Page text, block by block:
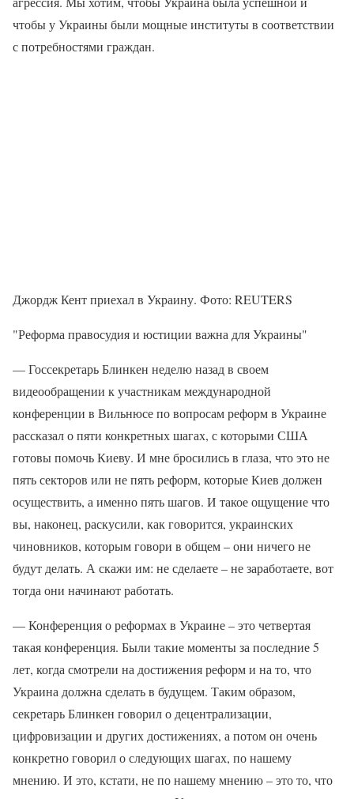
чтобы у Украины были мощные институты в соответствии
с потребностями граждан.
Джордж Кент приехал в Украину. Фото: REUTERS
"Реформа правосудия и юстиции важна для Украины"
— Госсекретарь Блинкен неделю назад в своем
видеообращении к участникам международной
конференции в Вильнюсе по вопросам реформ в Украине
рассказал о пяти конкретных шагах, с которыми США
готовы помочь Киеву. И мне бросились в глаза, что это не
пять секторов или не пять реформ, которые Киев должен
осуществить, а именно пять шагов. И такое ощущение что
вы, наконец, раскусили, как говорится, украинских
чиновников, которым говори в общем – они ничего не
будут делать. А скажи им: не сделаете – не заработаете, вот
тогда они начинают работать.
— Конференция о реформах в Украине – это четвертая
такая конференция. Были такие моменты за последние 5
лет, когда смотрели на достижения реформ и на то, что
Украина должна сделать в будущем. Таким образом,
секретарь Блинкен говорил о децентрализации,
цифровизации и других достижениях, а потом он очень
конкретно говорил о следующих шагах, по нашему
мнению. И это, кстати, не по нашему мнению – это то, что